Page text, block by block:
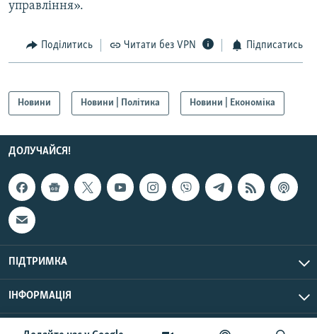
управління».
Поділитись Читати без VPN Підписатись
Новини Новини | Політика Новини | Економіка
ДОЛУЧАЙСЯ!
ПІДТРИМКА
ІНФОРМАЦІЯ